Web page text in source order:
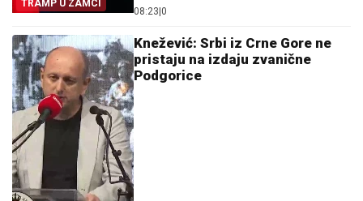
TRAMP U ZAMCI
08:23 0
Knežević: Srbi iz Crne Gore ne
pristaju na izdaju zvanične
Podgorice